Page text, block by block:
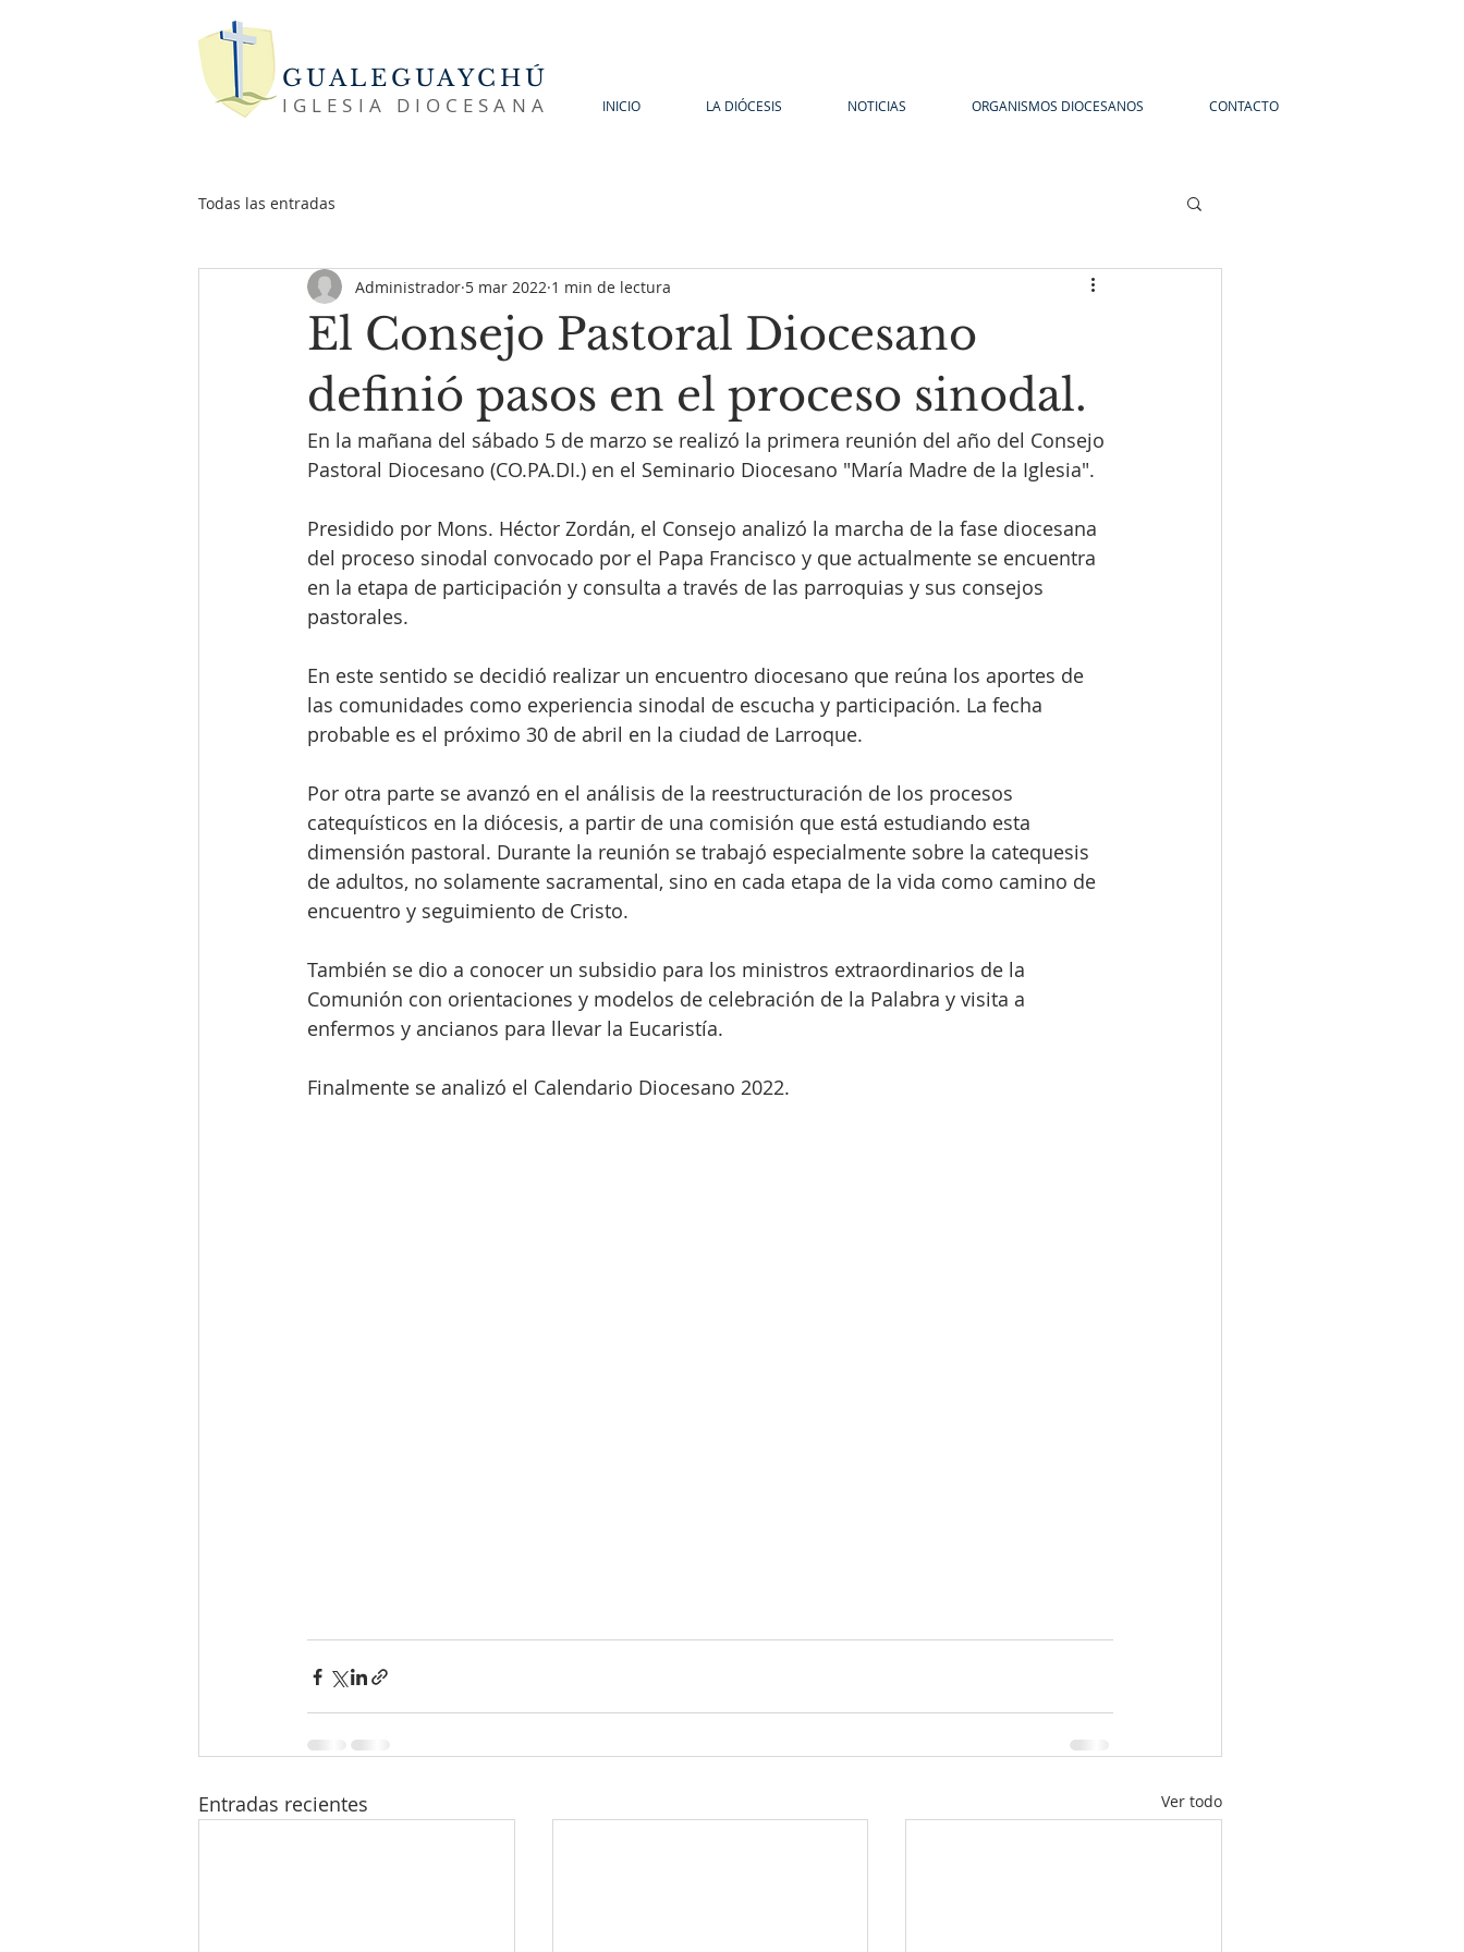
GUALEGUAYCHÚ
IGLESIA DIOCESANA INICIO LA DIÓCESIS NOTICIAS ORGANISMOS DIOCESANOS CONTACTO
Todas las entradas
El Consejo Pastoral Diocesano
definió pasos en el proceso sinodal.
Administrador 5 mar 2022 1 min de lectura
En la mañana del sábado 5 de marzo se realizó la primera reunión del año del Consejo
Pastoral Diocesano (CO.PA.DI.) en el Seminario Diocesano "María Madre de la Iglesia".
Presidido por Mons. Héctor Zordán, el Consejo analizó la marcha de la fase diocesana
del proceso sinodal convocado por el Papa Francisco y que actualmente se encuentra
en la etapa de participación y consulta a través de las parroquias y sus consejos
pastorales.
En este sentido se decidió realizar un encuentro diocesano que reúna los aportes de
las comunidades como experiencia sinodal de escucha y participación. La fecha
probable es el próximo 30 de abril en la ciudad de Larroque.
Por otra parte se avanzó en el análisis de la reestructuración de los procesos
catequísticos en la diócesis, a partir de una comisión que está estudiando esta
dimensión pastoral. Durante la reunión se trabajó especialmente sobre la catequesis
de adultos, no solamente sacramental, sino en cada etapa de la vida como camino de
encuentro y seguimiento de Cristo.
También se dio a conocer un subsidio para los ministros extraordinarios de la
Comunión con orientaciones y modelos de celebración de la Palabra y visita a
enfermos y ancianos para llevar la Eucaristía.
Finalmente se analizó el Calendario Diocesano 2022.
Entradas recientes Ver todo